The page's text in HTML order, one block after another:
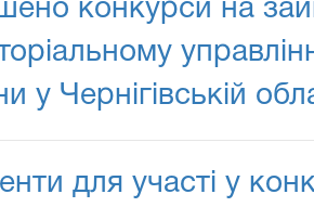
конкурси на
у Чернігівській
для участі у